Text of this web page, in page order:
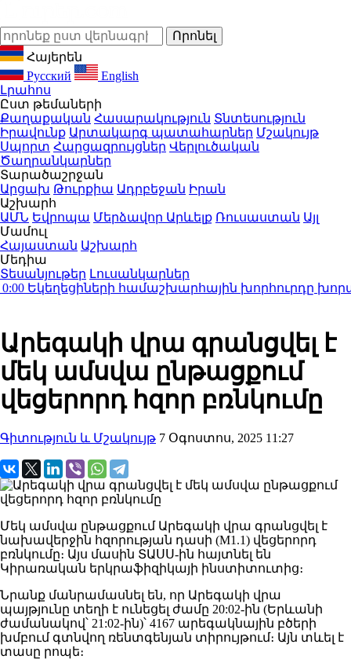
Հայերեն
Русский
English
Լրահոս
Ըստ թեմաների
Քաղաքական Հասարակություն Տնտեսություն
Իրավունք Արտակարգ պատահարներ Մշակույթ
Սպորտ Հարցազրույցներ Վերլուծական
Ծաղրանկարներ
Տարածաշրջան
Արցախ Թուրքիա Ադրբեջան Իրան
Աշխարհ
ԱՄՆ Եվրոպա Մերձավոր Արևելք Ռուսաստան Այլ
Մամուլ
Հայաստան Աշխարհ
Մեդիա
Տեսանյութեր Լուսանկարներ
Եկեղեցիների համաշխարհային խորհուրդը
Արեգակի վրա գրանցվել է
մեկ ամսվա ընթացքում
վեցերորդ հզոր բռնկումը
Գիտություն և Մշակույթ 7 Օգոստոս, 2025 11:27
Մեկ ամսվա ընթացքում Արեգակի վրա գրանցվել է
նախավերջին հզորության դասի (M1.1) վեցերորդ
բռնկումը։ Այս մասին ՏԱՍՍ-ին հայտնել են
Կիրառական երկրաֆիզիկայի ինստիտուտից։
Նրանք մանրամասնել են, որ Արեգակի վրա
պայթյունը տեղի է ունեցել ժամը 20:02-ին (Երևանի
ժամանակով՝ 21:02-ին)՝ 4167 արեգակնային բծերի
խմբում գտնվող ռենտգենյան տիրույթում։ Այն տևել է
տասը րոպե։